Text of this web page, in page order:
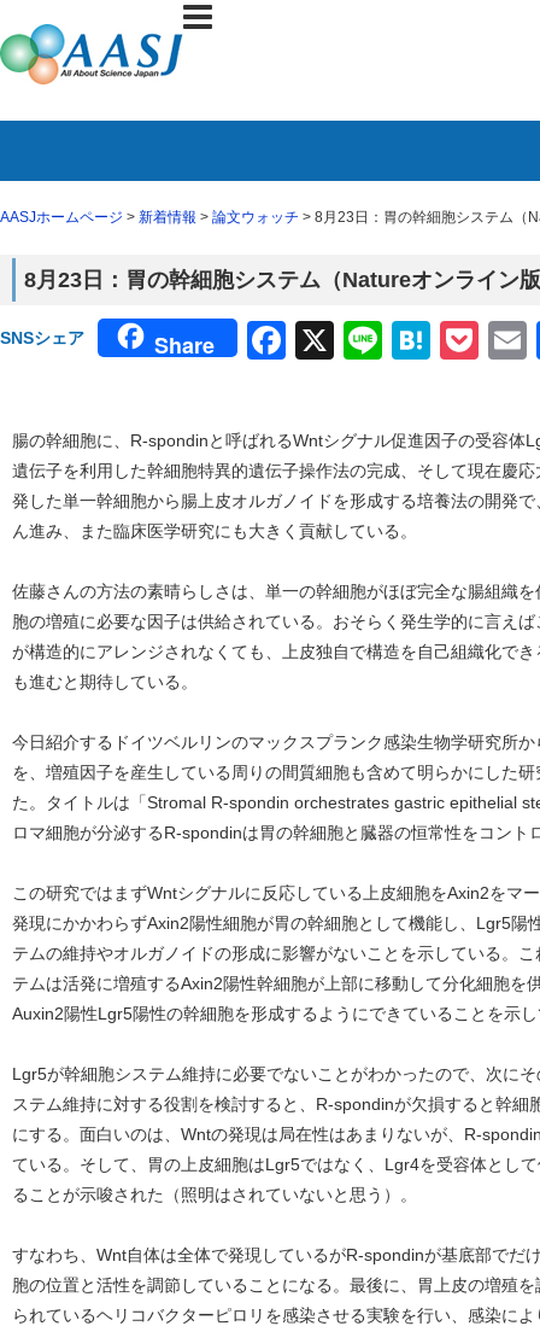
AASJホームページ > 新着情報 > 論文ウォッチ > 8月23日：胃の幹細胞システム（
8月23日：胃の幹細胞システム（Natureオンライン
SNSシェア Share Facebook
X Line
腸の幹細胞に、R-spondinと呼ばれるWntシグナル促進因子の受容体
遺伝子を利用した幹細胞特異的遺伝子操作法の完成、そして現在慶
発した単一幹細胞から腸上皮オルガノイドを形成する培養法の開発
ん進み、また臨床医学研究にも大きく貢献している。
佐藤さんの方法の素晴らしさは、単一の幹細胞がほぼ完全な腸組織
胞の増殖に必要な因子は供給されている。おそらく発生学的に言え
が構造的にアレンジされなくても、上皮独自で構造を自己組織化で
も進むと期待している。
今日紹介するドイツベルリンのマックスプランク感染生物学研究所
を、増殖因子を産生している周りの間質細胞も含めて明らかにした
た。タイトルは「Stromal R-spondin orchestrates gastric epithelial
ロマ細胞が分泌するR-spondinは胃の幹細胞と臓器の恒常性をコント
この研究ではまずWntシグナルに反応している上皮細胞をAxin2をマ
発現にかかわらずAxin2陽性細胞が胃の幹細胞として機能し、Lgr5陽
テムの維持やオルガノイドの形成に影響がないことを示している。
テムは活発に増殖するAxin2陽性幹細胞が上部に移動して分化細胞を
Auxin2陽性Lgr5陽性の幹細胞を形成するようにできていることを示
Lgr5が幹細胞システム維持に必要でないことがわかったので、次に
ステム維持に対する役割を検討すると、R-spondinが欠損すると幹細
にする。面白いのは、Wntの発現は局在性はあまりないが、R-
ている。そして、胃の上皮細胞はLgr5ではなく、Lgr4を受容体とし
ることが示唆された（照明はされていないと思う）。
すなわち、Wnt自体は全体で発現しているがR-spondinが基底部でだ
胞の位置と活性を調節していることになる。最後に、胃上皮の増殖
られているヘリコバクターピロリを感染させる実験を行い、感染に